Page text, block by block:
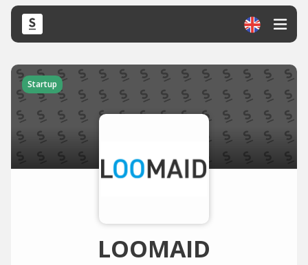
Startup
LOOMAID